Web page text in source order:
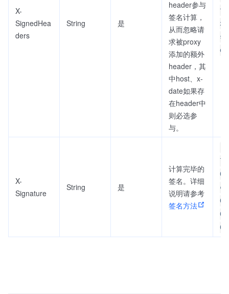
X-
SignedHea
ders
String 是
header参与
签名计算，
从而忽略请
求被proxy
添加的额外
header，其
中host、x-
date如果存
在header中
则必选参
与。
x-
X-
Signature
String 是
计算完毕的
签名。详细
说明请参考
签名方法